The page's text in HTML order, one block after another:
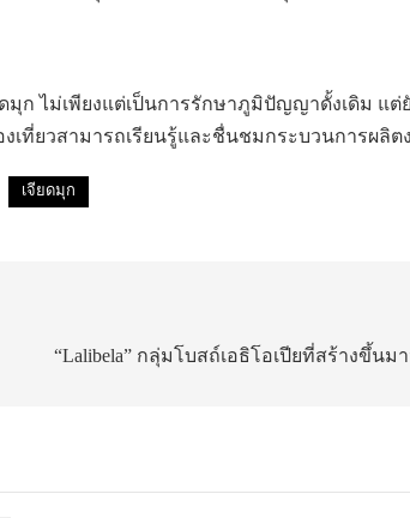
มุก ไม่เพียงแต่เป็นการรักษาภูมิปัญญาดั้งเดิม แต่
เที่ยวสามารถเรียนรู้และชื่นชมกระบวนการผลิต
เจียดมุก
“Lalibela” กลุ่มโบสถ์เอธิโอเปียที่สร้างขึ้นม